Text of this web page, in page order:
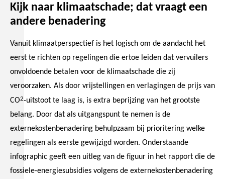
Kijk naar klimaatschade; dat vraagt een
andere benadering
Vanuit klimaatperspectief is het logisch om de aandacht het
eerst te richten op regelingen die ertoe leiden dat vervuilers
onvoldoende betalen voor de klimaatschade die zij
veroorzaken. Als door vrijstellingen en verlagingen de prijs van
CO2-uitstoot te laag is, is extra beprijzing van het grootste
belang. Door dat als uitgangspunt te nemen is de
externekostenbenadering behulpzaam bij prioritering welke
regelingen als eerste gewijzigd worden. Onderstaande
infographic geeft een uitleg van de figuur in het rapport die de
fossiele-energiesubsidies volgens de externekostenbenadering